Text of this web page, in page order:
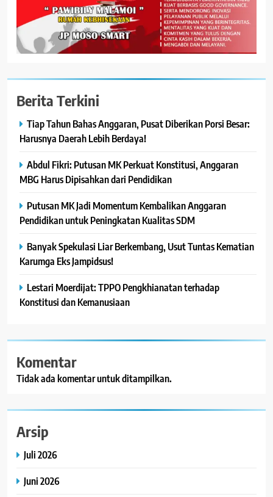
Berita Terkini
Tiap Tahun Bahas Anggaran, Pusat Diberikan Porsi Besar:
Harusnya Daerah Lebih Berdaya!
Abdul Fikri: Putusan MK Perkuat Konstitusi, Anggaran
MBG Harus Dipisahkan dari Pendidikan
Putusan MK Jadi Momentum Kembalikan Anggaran
Pendidikan untuk Peningkatan Kualitas SDM
Banyak Spekulasi Liar Berkembang, Usut Tuntas Kematian
Karumga Eks Jampidsus!
Lestari Moerdijat: TPPO Pengkhianatan terhadap
Konstitusi dan Kemanusiaan
Komentar
Tidak ada komentar untuk ditampilkan.
Arsip
Juli 2026
Juni 2026